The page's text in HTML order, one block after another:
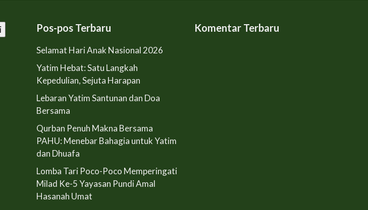
Pos-pos Terbaru
Selamat Hari Anak Nasional 2026
Yatim Hebat: Satu Langkah
Kepedulian, Sejuta Harapan
Lebaran Yatim Santunan dan Doa
Bersama
Qurban Penuh Makna Bersama
PAHU: Menebar Bahagia untuk Yatim
dan Dhuafa
Lomba Tari Poco-Poco Memperingati
Milad Ke-5 Yayasan Pundi Amal
Hasanah Umat
Komentar Terbaru